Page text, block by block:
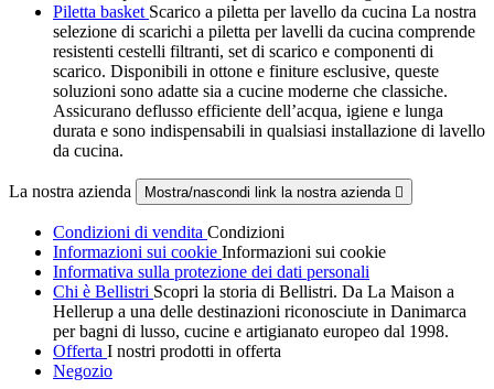
Piletta basket Scarico a piletta per lavello da cucina La nostra
selezione di scarichi a piletta per lavelli da cucina comprende
resistenti cestelli filtranti, set di scarico e componenti di
scarico. Disponibili in ottone e finiture esclusive, queste
soluzioni sono adatte sia a cucine moderne che classiche.
Assicurano deflusso efficiente dell’acqua, igiene e lunga
durata e sono indispensabili in qualsiasi installazione di lavello
da cucina.
La nostra azienda Mostra/nascondi link la nostra azienda 
Condizioni di vendita Condizioni
Informazioni sui cookie Informazioni sui cookie
Informativa sulla protezione dei dati personali
Chi è Bellistri Scopri la storia di Bellistri. Da La Maison a
Hellerup a una delle destinazioni riconosciute in Danimarca
per bagni di lusso, cucine e artigianato europeo dal 1998.
Offerta I nostri prodotti in offerta
Negozio